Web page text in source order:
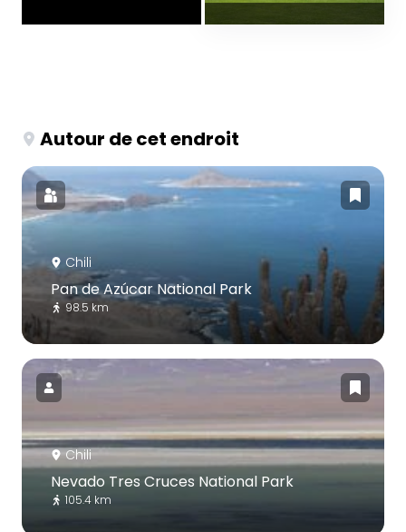
Autour de cet endroit
Chili
Pan de Azúcar National Park
98.5 km
Chili
Nevado Tres Cruces National Park
105.4 km